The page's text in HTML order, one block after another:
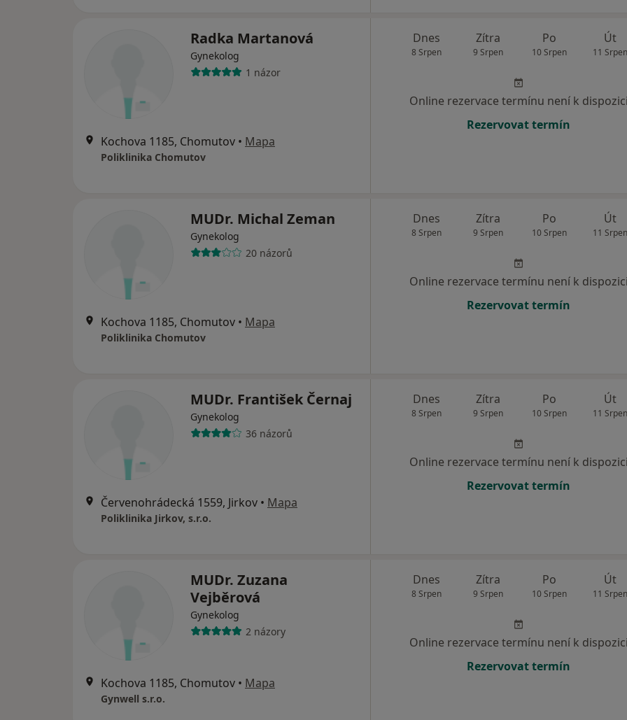
Radka Martanová
Gynekolog
1 názor
Kochova 1185, Chomutov • Mapa
Poliklinika Chomutov
Dnes
8 Srpen
Zítra
9 Srpen
Po
10 Srpen
Út
11 Srpen
Online rezervace termínu není k dispozici
Rezervovat termín
MUDr. Michal Zeman
Gynekolog
20 názorů
Kochova 1185, Chomutov • Mapa
Poliklinika Chomutov
Dnes
8 Srpen
Zítra
9 Srpen
Po
10 Srpen
Út
11 Srpen
Online rezervace termínu není k dispozici
Rezervovat termín
MUDr. František Černaj
Gynekolog
36 názorů
Červenohrádecká 1559, Jirkov • Mapa
Poliklinika Jirkov, s.r.o.
Dnes
8 Srpen
Zítra
9 Srpen
Po
10 Srpen
Út
11 Srpen
Online rezervace termínu není k dispozici
Rezervovat termín
MUDr. Zuzana
Vejběrová
Gynekolog
2 názory
Kochova 1185, Chomutov • Mapa
Gynwell s.r.o.
Dnes
8 Srpen
Zítra
9 Srpen
Po
10 Srpen
Út
11 Srpen
Online rezervace termínu není k dispozici
Rezervovat termín